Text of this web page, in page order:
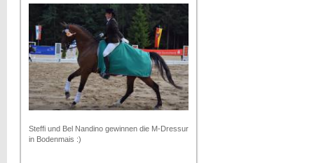
Steffi und Bel Nandino gewinnen die M-Dressur
in Bodenmais :)